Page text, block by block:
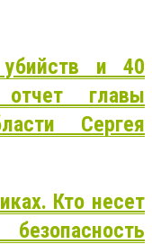
и 40
отчет главы
Сергея
Кто несет